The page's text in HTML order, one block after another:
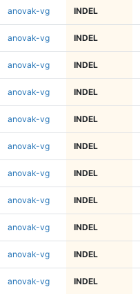
anovak-vg INDEL
anovak-vg INDEL
anovak-vg INDEL
anovak-vg INDEL
anovak-vg INDEL
anovak-vg INDEL
anovak-vg INDEL
anovak-vg INDEL
anovak-vg INDEL
anovak-vg INDEL
anovak-vg INDEL